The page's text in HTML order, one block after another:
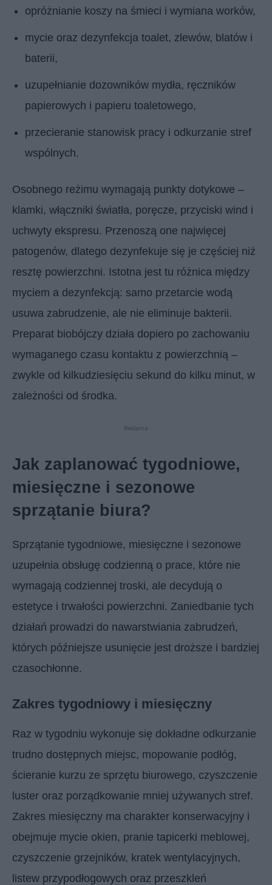
opróżnianie koszy na śmieci i wymiana worków,
mycie oraz dezynfekcja toalet, zlewów, blatów i
baterii,
uzupełnianie dozowników mydła, ręczników
papierowych i papieru toaletowego,
przecieranie stanowisk pracy i odkurzanie stref
wspólnych.
Osobnego reżimu wymagają punkty dotykowe –
klamki, włączniki światła, poręcze, przyciski wind i
uchwyty ekspresu. Przenoszą one najwięcej
patogenów, dlatego dezynfekuje się je częściej niż
resztę powierzchni. Istotna jest tu różnica między
myciem a dezynfekcją: samo przetarcie wodą
usuwa zabrudzenie, ale nie eliminuje bakterii.
Preparat biobójczy działa dopiero po zachowaniu
wymaganego czasu kontaktu z powierzchnią –
zwykle od kilkudziesięciu sekund do kilku minut, w
zależności od środka.
Reklama
Jak zaplanować tygodniowe,
miesięczne i sezonowe
sprzątanie biura?
Sprzątanie tygodniowe, miesięczne i sezonowe
uzupełnia obsługę codzienną o prace, które nie
wymagają codziennej troski, ale decydują o
estetyce i trwałości powierzchni. Zaniedbanie tych
działań prowadzi do nawarstwiania zabrudzeń,
których późniejsze usunięcie jest droższe i bardziej
czasochłonne.
Zakres tygodniowy i miesięczny
Raz w tygodniu wykonuje się dokładne odkurzanie
trudno dostępnych miejsc, mopowanie podłóg,
ścieranie kurzu ze sprzętu biurowego, czyszczenie
luster oraz porządkowanie mniej używanych stref.
Zakres miesięczny ma charakter konserwacyjny i
obejmuje mycie okien, pranie tapicerki meblowej,
czyszczenie grzejników, kratek wentylacyjnych,
listew przypodłogowych oraz przeszkleń